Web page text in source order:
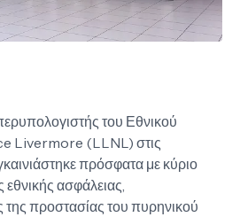
του Εθνικού
Livermore (LLNL) στις
πρόσφατα με κύριο
εθνικής ασφάλειας,
προστασίας του πυρηνικού